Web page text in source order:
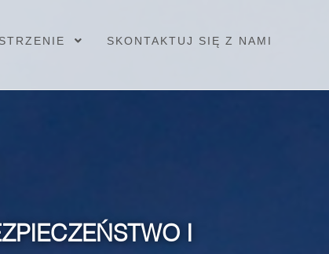
SKONTAKTUJ SIĘ Z NAMI
I